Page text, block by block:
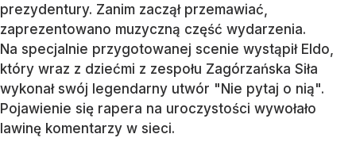
prezydentury. Zanim zaczął przemawiać,
zaprezentowano muzyczną część wydarzenia.
Na specjalnie przygotowanej scenie wystąpił Eldo,
który wraz z dziećmi z zespołu Zagórzańska Siła
wykonał swój legendarny utwór "Nie pytaj o nią".
Pojawienie się rapera na uroczystości wywołało
lawinę komentarzy w sieci.